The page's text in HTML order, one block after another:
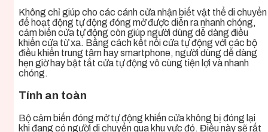
Không chỉ giúp cho các cánh cửa nhận biết vật thể di chuyển
để hoạt động tự động đóng mở được diễn ra nhanh chóng,
cảm biến cửa tự động còn giúp người dùng dễ dàng điều
khiển cửa từ xa. Bằng cách kết nối cửa tự động với các bộ
điều khiển trung tâm hay smartphone, người dùng dễ dàng
hẹn giờ hay bật tắt cửa tự động vô cùng tiện lợi và nhanh
chóng.
Tính an toàn
Bộ cảm biến đóng mở tự động khiến cửa không bị đóng lại
khi đang có người di chuyển qua khu vực đó. Điều này sẽ rất